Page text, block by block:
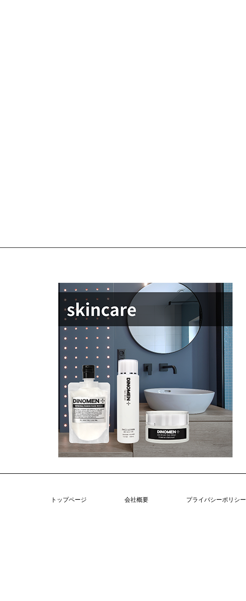
トップページ 会社概要 プライバシーポリシー